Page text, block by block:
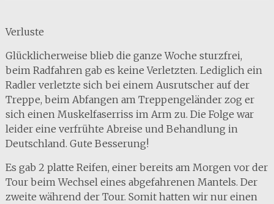
Verluste
Glücklicherweise blieb die ganze Woche sturzfrei,
beim Radfahren gab es keine Verletzten. Lediglich ein
Radler verletzte sich bei einem Ausrutscher auf der
Treppe, beim Abfangen am Treppengeländer zog er
sich einen Muskelfaserriss im Arm zu. Die Folge war
leider eine verfrühte Abreise und Behandlung in
Deutschland. Gute Besserung!
Es gab 2 platte Reifen, einer bereits am Morgen vor der
Tour beim Wechsel eines abgefahrenen Mantels. Der
zweite während der Tour. Somit hatten wir nur einen